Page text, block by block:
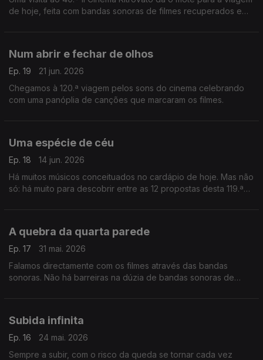
de hoje, feita com bandas sonoras de filmes recuperados e
Num abrir e fechar de olhos
Ep. 19
21 jun. 2026
Chegamos à 120.ª viagem pelos sons do cinema celebrando
com uma panóplia de canções que marcaram os filmes.
Uma espécie de céu
Ep. 18
14 jun. 2026
Há muitos músicos conceituados no cardápio de hoje. Mas não
só: há muito para descobrir entre as 12 propostas desta 119.ª
A quebra da quarta parede
Ep. 17
31 mai. 2026
Falamos directamente com os filmes através das bandas
sonoras. Não há barreiras na dúzia de bandas sonoras de
Subida infinita
Ep. 16
24 mai. 2026
Sempre a subir, com o risco da queda se tornar cada vez